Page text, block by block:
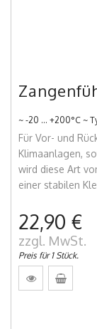
~ -20 ... +200°C ~
Für Vor- und
Klimaanlagen,
wird diese Art
einer stabilen
22,90 €
zzgl. MwSt.
Preis für 1 Stück.